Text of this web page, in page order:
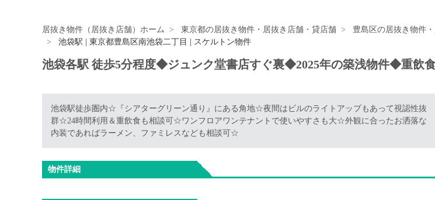
居抜き物件（居抜き店舗）ホーム 東京都の居抜き物件・居抜き店舗・貸店舗 豊島区の居抜き物件
池袋駅 | 東京都豊島区南池袋二丁目 | スケルトン物件
池袋各駅 徒歩5分程度◆ジュンク堂書店すぐ裏◆2025年の築浅物件◆重
池袋駅徒歩圏内☆『シアターグリーン通り』にある角地☆夜間はビルのライトアップもあって視認性抜
群☆24時間利用＆重飲食も相談可☆ワンフロアワンテナントで使いやすさも大☆外観に合ったお洒落な
内装であればラーメン、ファミレスなども相談可☆
物件詳細